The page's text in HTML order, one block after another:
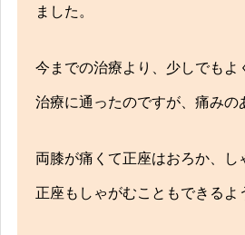
ました。
今までの治療より、少しでも
治療に通ったのですが、痛み
両膝が痛くて正座はおろか、
正座もしゃがむこともできるよ